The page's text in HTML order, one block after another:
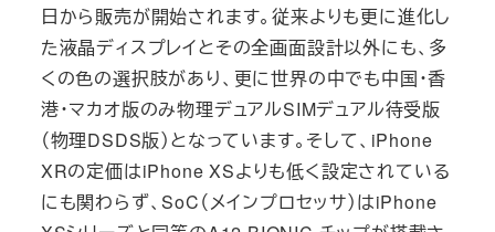
日から販売が開始されます。従来よりも更に進化し
た液晶ディスプレイとその全画面設計以外にも、多
くの色の選択肢があり、更に世界の中でも中国・香
港・マカオ版のみ物理デュアルSIMデュアル待受版
（物理DSDS版）となっています。そして、iPhone
XRの定価はiPhone XSよりも低く設定されている
にも関わらず、SoC（メインプロセッサ）はiPhone